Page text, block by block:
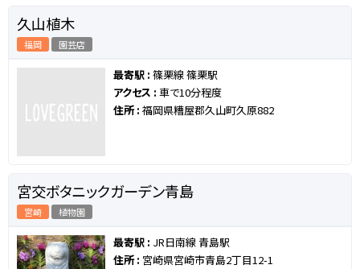
久山植木
福岡 園芸店
最寄駅 : 篠栗線 篠栗駅
アクセス : 車で10分程度
住所 : 福岡県糟屋郡久山町久原882
宮交ボタニックガーデン青島
宮崎 植物園
最寄駅 : JR日南線 青島駅
住所 : 宮崎県宮崎市青島2丁目12-1